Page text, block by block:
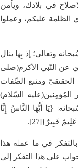
في بلادك، ويأمن
الظلمة عليكم، وعملوا
وتعالى؛ إذ بِها ينال
عن النّبي الأكرم(صلى
رُزِقَ خَيْرَ الدُّنْيا وَالْآخِرَةُ))[25]، وهي التّديُّن الحقيقيّ ومنبع الصِّفات
المُؤمِنين(عليه السّلام)
سُبحانه: {يَا أَيُّهَا النَّاسُ إِنَّا
خَبِيرٌ}[27].
في ما عمله هذا
على هذا التفكر إلى